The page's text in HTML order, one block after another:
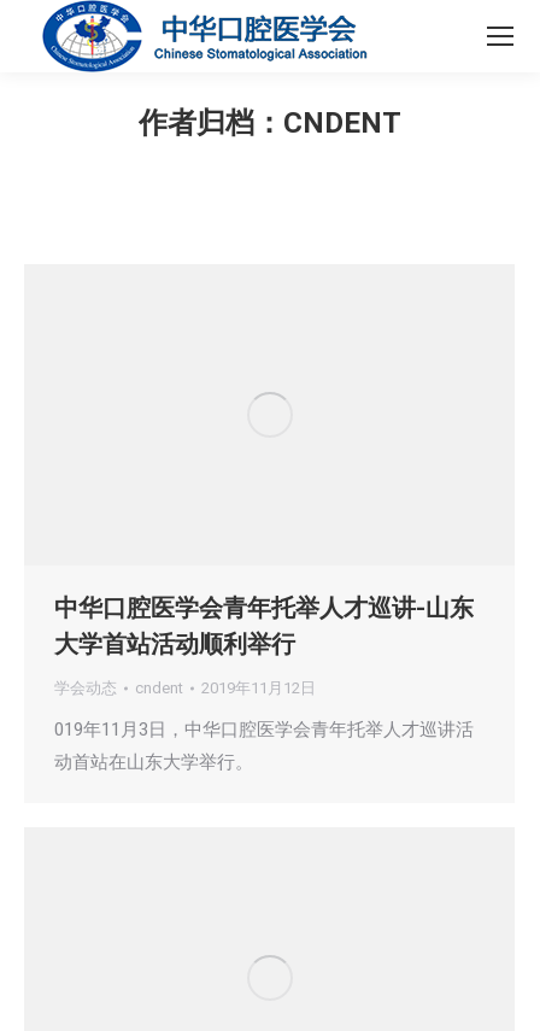
作者归档： CNDENT
中华口腔医学会青年托举人才巡讲-山东
大学首站活动顺利举行
学会动态 cndent 2019年11月12日
019年11月3日，中华口腔医学会青年托举人才巡讲活
动首站在山东大学举行。